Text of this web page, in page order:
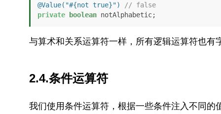
@Value("#{not true}")
// false
private
boolean notAlphabetic;
与算术和关系运算符一样，所有逻辑运算符也有
2.4.条件运算符
我们使用条件运算符，根据一些条件注入不同的